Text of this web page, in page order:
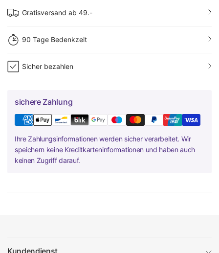
Gratisversand ab 49.-
90 Tage Bedenkzeit
Sicher bezahlen
sichere Zahlung
Ihre Zahlungsinformationen werden sicher verarbeitet. Wir
speichern keine Kreditkarteninformationen und haben auch
keinen Zugriff darauf.
Kundendienst